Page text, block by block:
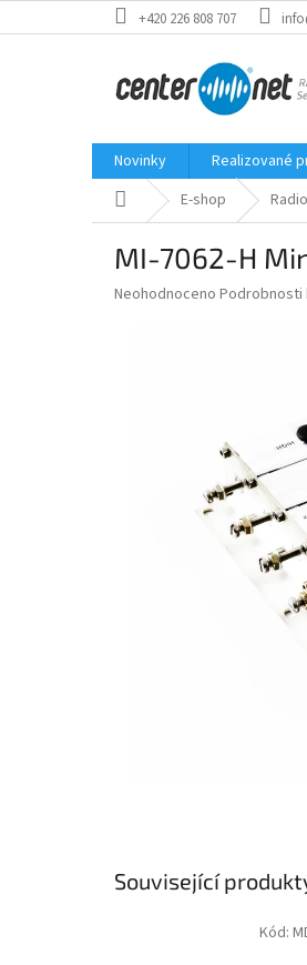
na
+420 226 808 707
Novinky Realizované
Domů E-shop
MI-7062-H
Průměrné
Neohodnoceno Podrobnosti
Související
Kód: